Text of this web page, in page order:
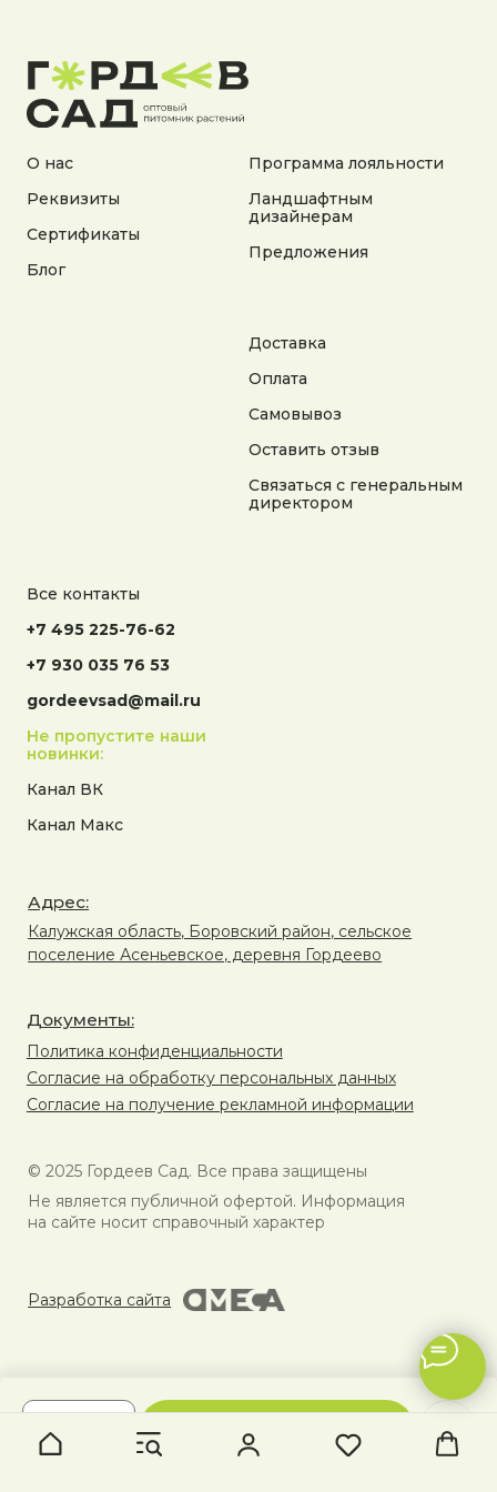
О нас
Реквизиты
Сертификаты
Блог
Программа лояльности
Ландшафтным
дизайнерам
Предложения
Доставка
Оплата
Самовывоз
Оставить отзыв
Связаться с генеральным
директором
Все контакты
+7 495 225-76-62
+7 930 035 76 53
gordeevsad@mail.ru
Не пропустите наши
новинки:
Канал ВК
Канал Макс
© 2025 Гордеев Сад. Все права защищены
на сайте носит справочный характер
Согласие на обработку персональных данных
Согласие на получение рекламной информации